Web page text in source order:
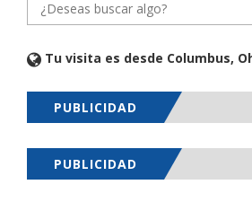
Tu visita es desde Columbus,
PUBLICIDAD
PUBLICIDAD